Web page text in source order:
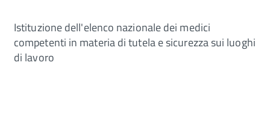
Istituzione dell'elenco nazionale dei medici
competenti in materia di tutela e sicurezza sui luoghi
di lavoro